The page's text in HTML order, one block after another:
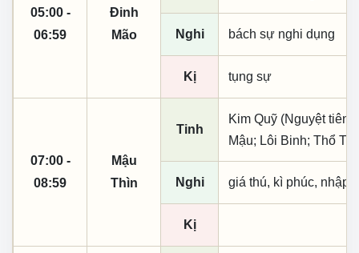
05:00 -
06:59
Đinh
Mão
Nghi bách sự nghi dụng
Kị tụng sự
07:00 -
08:59
Mậu
Thìn
Tinh
Kim Quỹ (Nguyệt
Mậu; Lôi Binh; Thổ
Nghi giá thú, kì phúc, nhập
Kị